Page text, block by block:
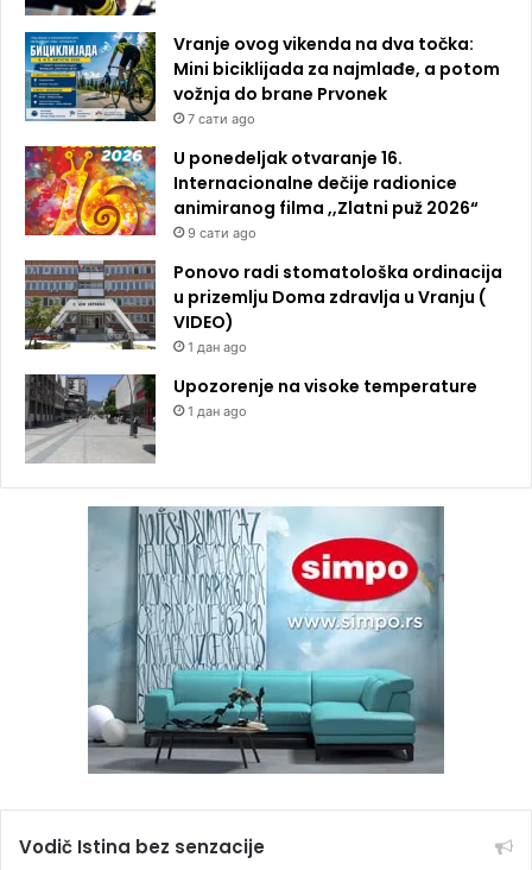
Vranje ovog vikenda na dva točka:
Mini biciklijada za najmlađe, a potom
vožnja do brane Prvonek
7 сати ago
U ponedeljak otvaranje 16.
Internacionalne dečije radionice
animiranog filma ,,Zlatni puž 2026“
9 сати ago
Ponovo radi stomatološka ordinacija
u prizemlju Doma zdravlja u Vranju (
VIDEO)
1 дан ago
Upozorenje na visoke temperature
1 дан ago
Vodič Istina bez senzacije